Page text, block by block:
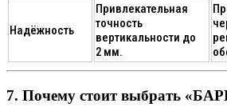
Надёжность
Привлекательная
точность
вертикальности до
2 мм.
7. Почему стоит выбрать